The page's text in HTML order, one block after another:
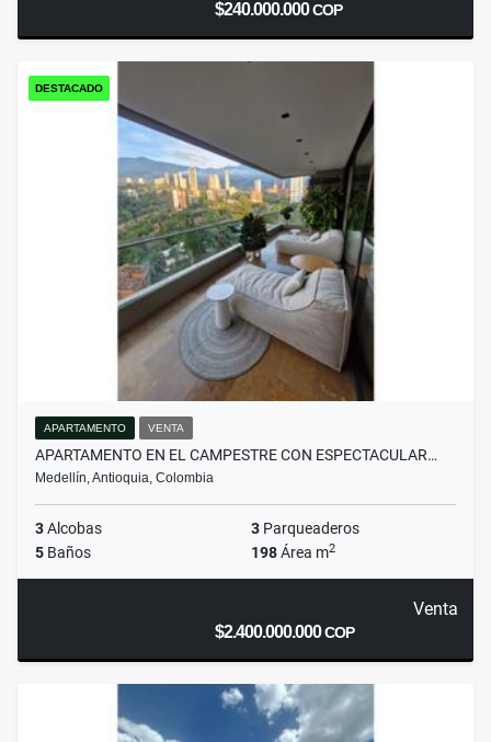
$240.000.000COP
DESTACADO
APARTAMENTO VENTA
APARTAMENTO EN EL CAMPESTRE CON ESPECTACULAR…
Medellín, Antioquia, Colombia
3Alcobas 3 Parqueaderos
5 Baños 198Área m2
Venta
$2.400.000.000COP